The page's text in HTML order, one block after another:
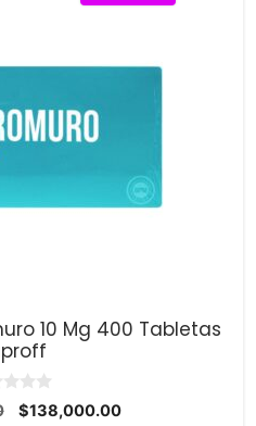
10 Mg 400 Tabletas
El
$138,000.00El